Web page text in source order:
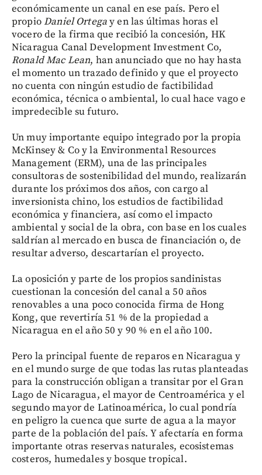
económicamente un canal en ese país. Pero el
propioDaniel Ortegay en las últimas horas el
vocero de la firma que recibió la concesión, HK
Nicaragua Canal Development Investment Co,
Ronald Mac Lean, han anunciado que no hay hasta
el momento un trazado definido y que el proyecto
no cuenta con ningún estudio de factibilidad
económica, técnica o ambiental, lo cual hace vago e
impredecible su futuro.
Un muy importante equipo integrado por la propia
McKinsey & Co y la Environmental Resources
Management (ERM), una de las principales
consultoras de sostenibilidad del mundo, realizarán
durante los próximos dos años, con cargo al
inversionista chino, los estudios de factibilidad
económica y financiera, así como el impacto
ambiental y social de la obra, con base en los cuales
saldrían al mercado en busca de financiación o, de
resultar adverso, descartarían el proyecto.
La oposición y parte de los propios sandinistas
cuestionan la concesión del canal a 50 años
renovables a una poco conocida firma de Hong
Kong, que revertiría 51 % de la propiedad a
Nicaragua en el año 50 y 90 % en el año 100.
Pero la principal fuente de reparos en Nicaragua y
en el mundo surge de que todas las rutas planteadas
para la construcción obligan a transitar por el Gran
Lago de Nicaragua, el mayor de Centroamérica y el
segundo mayor de Latinoamérica, lo cual pondría
en peligro la cuenca que surte de agua a la mayor
parte de la población del país. Y afectaría en forma
importante otras reservas naturales, ecosistemas
costeros, humedales y bosque tropical.